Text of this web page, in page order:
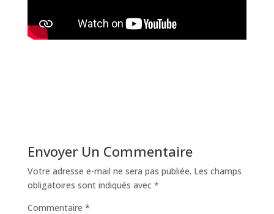
Envoyer Un Commentaire
Votre adresse e-mail ne sera pas publiée. Les champs
obligatoires sont indiqués avec *
Commentaire *